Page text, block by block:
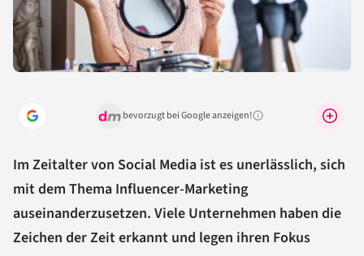
bevorzugt bei Google anzeigen!Warum lohnt sich das?
Im Zeitalter von Social Media ist es unerlässlich, sich
mit dem Thema Influencer-Marketing
auseinanderzusetzen. Viele Unternehmen haben die
Zeichen der Zeit erkannt und legen ihren Fokus